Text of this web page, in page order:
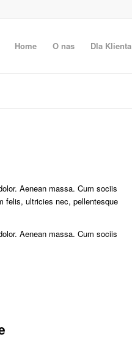
Home O nas Dla Klienta
Aenean massa. Cum sociis
felis, ultricies nec, pellentesque
Aenean massa. Cum sociis